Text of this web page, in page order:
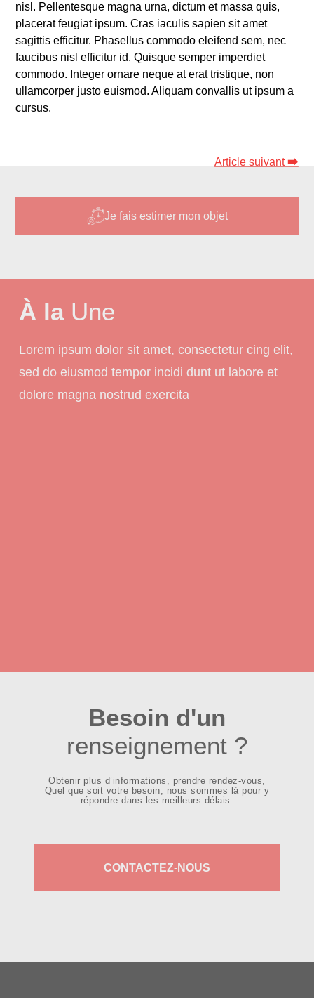
nisl. Pellentesque magna urna, dictum et massa quis,
placerat feugiat ipsum. Cras iaculis sapien sit amet
sagittis efficitur. Phasellus commodo eleifend sem, nec
faucibus nisl efficitur id. Quisque semper imperdiet
commodo. Integer ornare neque at erat tristique, non
ullamcorper justo euismod. Aliquam convallis ut ipsum a
cursus.
Article suivant ⮕
Je fais estimer mon objet
À laUne
Lorem ipsum dolor sit amet, consectetur cing elit,
sed do eiusmod tempor incidi dunt ut labore et
dolore magna nostrud exercita
Besoin d'un
renseignement ?
Obtenir plus d’informations, prendre rendez-vous,
Quel que soit votre besoin, nous sommes là pour y
répondre dans les meilleurs délais.
CONTACTEZ-NOUS